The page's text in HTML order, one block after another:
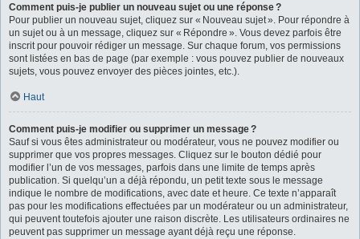
Comment puis-je publier un nouveau sujet ou une réponse ?
Pour publier un nouveau sujet, cliquez sur « Nouveau sujet ». Pour répondre à
un sujet ou à un message, cliquez sur « Répondre ». Vous devez parfois être
inscrit pour pouvoir rédiger un message. Sur chaque forum, vos permissions
sont listées en bas de page (par exemple : vous pouvez publier de nouveaux
sujets, vous pouvez envoyer des pièces jointes, etc.).
Haut
Comment puis-je modifier ou supprimer un message ?
Sauf si vous êtes administrateur ou modérateur, vous ne pouvez modifier ou
supprimer que vos propres messages. Cliquez sur le bouton dédié pour
modifier l’un de vos messages, parfois dans une limite de temps après
publication. Si quelqu’un a déjà répondu, un petit texte sous le message
indique le nombre de modifications, avec date et heure. Ce texte n’apparaît
pas pour les modifications effectuées par un modérateur ou un administrateur,
qui peuvent toutefois ajouter une raison discrète. Les utilisateurs ordinaires ne
peuvent pas supprimer un message ayant déjà reçu une réponse.